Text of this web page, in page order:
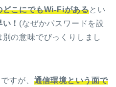
どこにでもWi-Fiがあるとい
！ (なぜかパスワードを設
の意味でびっくりしまし
すが、 通信環境という面で